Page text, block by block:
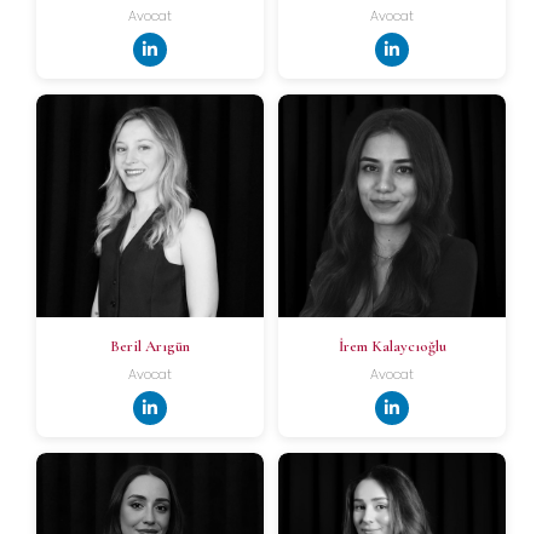
Avocat
Avocat
Beril Arıgün
Avocat
İrem Kalaycıoğlu
Avocat